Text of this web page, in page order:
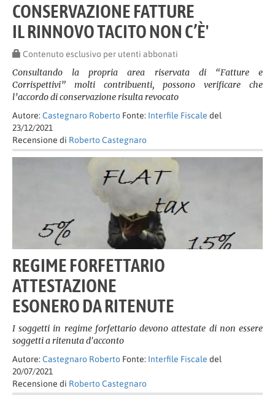
CONSERVAZIONE FATTURE
IL RINNOVO TACITO NON C’È'
Contenuto esclusivo per utenti abbonati
Consultando la propria area riservata di “Fatture e
Corrispettivi” molti contribuenti, possono verificare che
l’accordo di conservazione risulta revocato
Autore: Castegnaro Roberto Fonte: Interfile Fiscale del
23/12/2021
Recensione di Roberto Castegnaro
REGIME FORFETTARIO
ATTESTAZIONE
ESONERO DA RITENUTE
I soggetti in regime forfettario devono attestate di non essere
soggetti a ritenuta d'acconto
Autore: Castegnaro Roberto Fonte: Interfile Fiscale del
20/07/2021
Recensione di Roberto Castegnaro